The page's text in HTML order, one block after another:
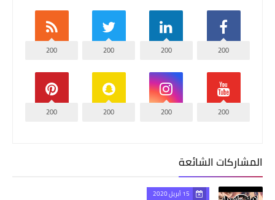
200
200
200
200
200
200
200
200
المشاركات الشائعة
15 أبريل 2020